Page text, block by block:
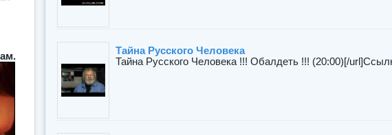
Тайна Pусского Человека
Тайна Pусского Человека !!! Обалдеть !!! (20:00)[/